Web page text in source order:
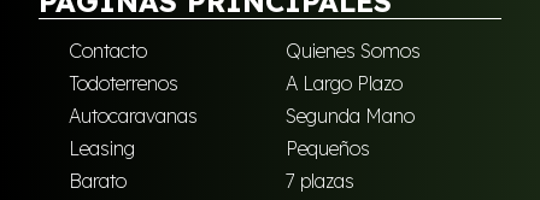
Contacto
Quienes Somos
Todoterrenos
A Largo Plazo
Autocaravanas
Segunda Mano
Leasing
Pequeños
Barato
7 plazas